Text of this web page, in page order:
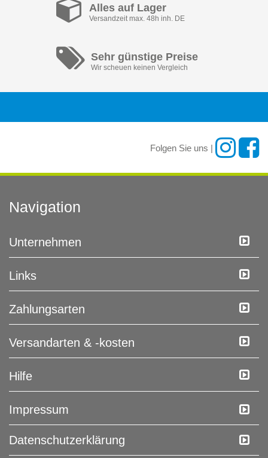
Alles auf Lager
Versandzeit max. 48h inh. DE
Sehr günstige Preise
Wir scheuen keinen Vergleich
Folgen Sie uns |
Navigation
Unternehmen
Links
Zahlungsarten
Versandarten & -kosten
Hilfe
Impressum
Daten­schutz­erklärung